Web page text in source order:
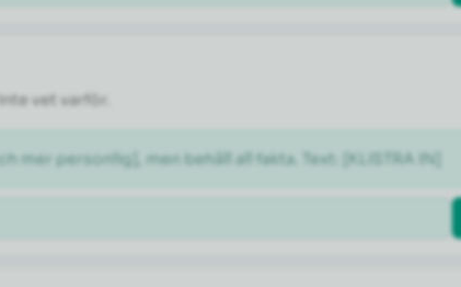
vet varför.
mer personlig], men behåll all fakta. Text: [KLISTRA IN]